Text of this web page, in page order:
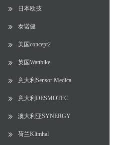
日本欧技
泰诺健
美国concept2
英国Wattbike
意大利Sensor Medica
意大利DESMOTEC
澳大利亚SYNERGY
荷兰Klimhal